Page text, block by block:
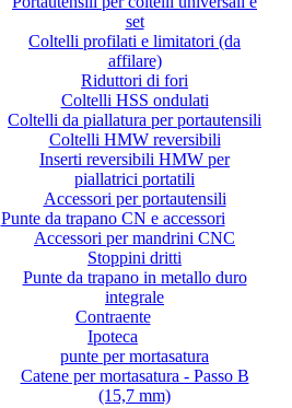
set
Coltelli profilati e limitatori (da
affilare)
Riduttori di fori
Coltelli HSS ondulati
Coltelli da piallatura per portautensili
Coltelli HMW reversibili
Inserti reversibili HMW per
piallatrici portatili
Accessori per portautensili
Punte da trapano CN e accessori
Accessori per mandrini CNC
Stoppini dritti
Punte da trapano in metallo duro
integrale
Contraente
Ipoteca
punte per mortasatura
Catene per mortasatura - Passo B
(15,7 mm)